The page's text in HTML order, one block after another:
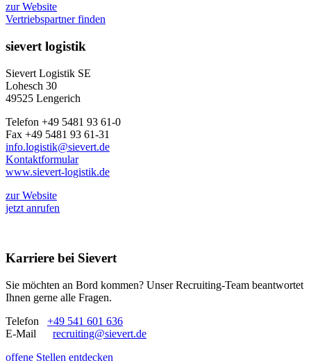
zur Website
Vertriebspartner finden
sievert logistik
Sievert Logistik SE
Lohesch 30
49525 Lengerich
Telefon +49 5481 93 61-0
Fax +49 5481 93 61-31
info.logistik@sievert.de
Kontaktformular
www.sievert-logistik.de
zur Website
jetzt anrufen
Karriere bei Sievert
Sie möchten an Bord kommen? Unser Recruiting-Team beantwortet
Ihnen gerne alle Fragen.
Telefon +49 541 601 636
E-Mail recruiting@sievert.de
offene Stellen entdecken